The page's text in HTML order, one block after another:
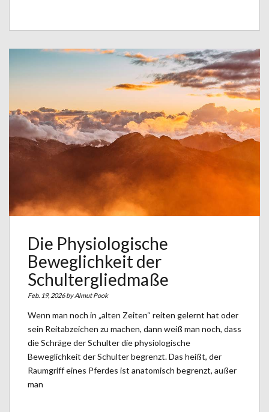
Die Physiologische
Beweglichkeit der
Schultergliedmaße
Feb. 19, 2026 byAlmut Pook
Wenn man noch in „alten Zeiten“ reiten gelernt hat oder
sein Reitabzeichen zu machen, dann weiß man noch, dass
die Schräge der Schulter die physiologische
Beweglichkeit der Schulter begrenzt. Das heißt, der
Raumgriff eines Pferdes ist anatomisch begrenzt, außer
man